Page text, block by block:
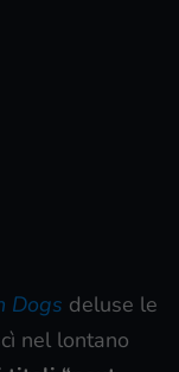
Dogs deluse le
nel lontano